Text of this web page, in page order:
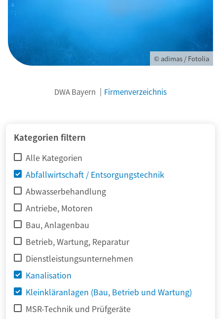
© adimas / Fotolia
DWA Bayern Firmenverzeichnis
Kategorien filtern
Alle Kategorien
Abfallwirtschaft / Entsorgungstechnik
Abwasserbehandlung
Antriebe, Motoren
Bau, Anlagenbau
Betrieb, Wartung, Reparatur
Dienstleistungsunternehmen
Kanalisation
Kleinkläranlagen (Bau, Betrieb und Wartung)
MSR-Technik und Prüfgeräte